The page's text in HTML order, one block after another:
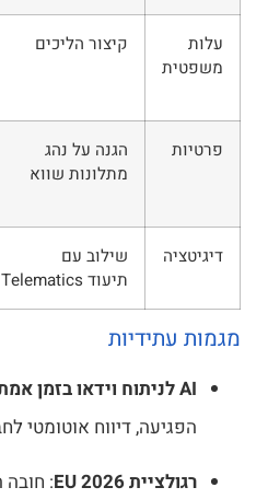
משפטית
קיצור הליכים
פרטיות
הגנה על נהג
מתלונות שווא
דיגיטציה
שילוב עם
עתידיות
:
הפגיעה, דיווח אוטומטי לחברת
רגולציית EU 2026